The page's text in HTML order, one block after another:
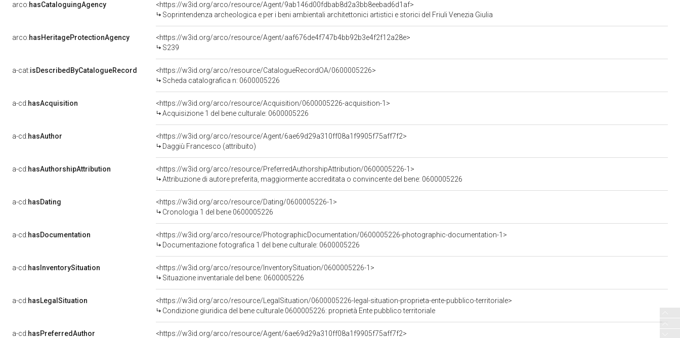
arco:hasCataloguingAgency
<https://w3id.org/arco/resource/Agent/9ab146d00fdbab8d2a3bb8eebad6d1af>
Soprintendenza archeologica e per i beni ambientali architettonici artistici e storici del Friuli Venezia Giulia
arco:hasHeritageProtectionAgency
<https://w3id.org/arco/resource/Agent/aaf676de4f747b4bb92b3e4f2f12a28e>
S239
a-cat:isDescribedByCatalogueRecord
<https://w3id.org/arco/resource/CatalogueRecordOA/0600005226>
Scheda catalografica n: 0600005226
a-cd:hasAcquisition
<https://w3id.org/arco/resource/Acquisition/0600005226-acquisition-1>
Acquisizione 1 del bene culturale: 0600005226
a-cd:hasAuthor
<https://w3id.org/arco/resource/Agent/6ae69d29a310ff08a1f9905f75aff7f2>
Daggiù Francesco (attribuito)
a-cd:hasAuthorshipAttribution
<https://w3id.org/arco/resource/PreferredAuthorshipAttribution/0600005226-1>
Attribuzione di autore preferita, maggiormente accreditata o convincente del bene: 0600005226
a-cd:hasDating
<https://w3id.org/arco/resource/Dating/0600005226-1>
Cronologia 1 del bene 0600005226
a-cd:hasDocumentation
<https://w3id.org/arco/resource/PhotographicDocumentation/0600005226-photographic-documentation-1>
Documentazione fotografica 1 del bene culturale: 0600005226
a-cd:hasInventorySituation
<https://w3id.org/arco/resource/InventorySituation/0600005226-1>
Situazione inventariale del bene: 0600005226
a-cd:hasLegalSituation
<https://w3id.org/arco/resource/LegalSituation/0600005226-legal-situation-proprieta-ente-pubblico-territoriale>
Condizione giuridica del bene culturale 0600005226: proprietà Ente pubblico territoriale
a-cd:hasPreferredAuthor
<https://w3id.org/arco/resource/Agent/6ae69d29a310ff08a1f9905f75aff7f2>